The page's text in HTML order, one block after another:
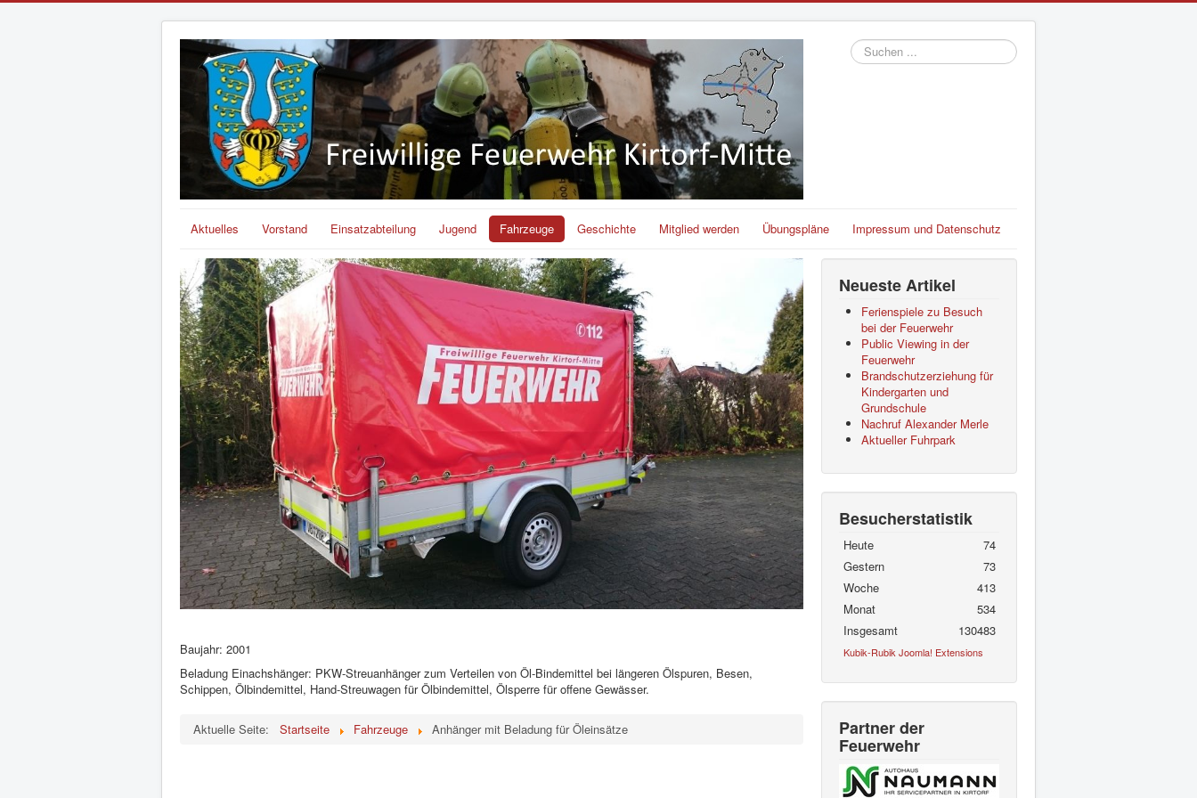
Suchen
...
Aktuelles Vorstand Einsatzabteilung Jugend Fahrzeuge Geschichte Mitglied werden Übungspläne Impressum und Datenschutz
Baujahr: 2001
Beladung Einachshänger: PKW-Streuanhänger zum Verteilen von Öl-Bindemittel bei längeren Ölspuren, Besen,
Schippen, Ölbindemittel, Hand-Streuwagen für Ölbindemittel, Ölsperre für offene Gewässer.
Aktuelle Seite: Startseite Fahrzeuge Anhänger mit Beladung für Öleinsätze
Neueste Artikel
Ferienspiele zu Besuch
bei der Feuerwehr
Public Viewing in der
Feuerwehr
Brandschutzerziehung für
Kindergarten und
Grundschule
Nachruf Alexander Merle
Aktueller Fuhrpark
Besucherstatistik
Heute
74
Gestern
73
Woche
413
Monat
534
Insgesamt
130483
Kubik-Rubik Joomla! Extensions
Partner der
Feuerwehr